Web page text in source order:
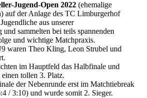
Jugend-Open 2022(ehemalige
auf der Anlage des TC Limburgerhof
aus unserer
sammelten bei teils spannenden
und wichtige Matchpraxis.
waren Theo Kling, Leon Strubel und
im Hauptfeld das Halbfinale und
tollen 3. Platz.
der Nebenrunde erst im Matchtiebreak
/ 3:10) und wurde somit 2. Sieger.